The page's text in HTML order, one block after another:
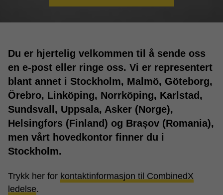
Du er hjertelig velkommen til å sende oss
en e-post eller ringe oss. Vi er representert
blant annet i Stockholm, Malmö, Göteborg,
Örebro, Linköping, Norrköping, Karlstad,
Sundsvall, Uppsala, Asker (Norge),
Helsingfors (Finland) og Brașov (Romania),
men vårt hovedkontor finner du i
Stockholm.
Trykk her for kontaktinformasjon til CombinedX
ledelse.